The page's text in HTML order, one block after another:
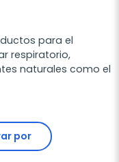
para el
respiratorio,
naturales como el
por